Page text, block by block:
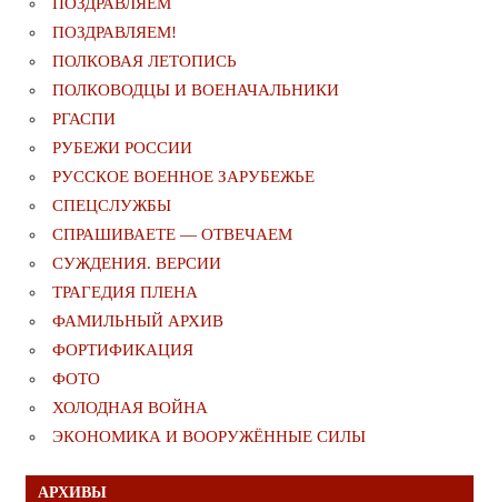
ПОЗДРАВЛЯЕМ!
ПОЛКОВАЯ ЛЕТОПИСЬ
ПОЛКОВОДЦЫ И ВОЕНАЧАЛЬНИКИ
РГАСПИ
РУБЕЖИ РОССИИ
РУССКОЕ ВОЕННОЕ ЗАРУБЕЖЬЕ
СПЕЦСЛУЖБЫ
СПРАШИВАЕТЕ — ОТВЕЧАЕМ
СУЖДЕНИЯ. ВЕРСИИ
ТРАГЕДИЯ ПЛЕНА
ФАМИЛЬНЫЙ АРХИВ
ФОРТИФИКАЦИЯ
ФОТО
ХОЛОДНАЯ ВОЙНА
ЭКОНОМИКА И ВООРУЖЁННЫЕ СИЛЫ
АРХИВЫ